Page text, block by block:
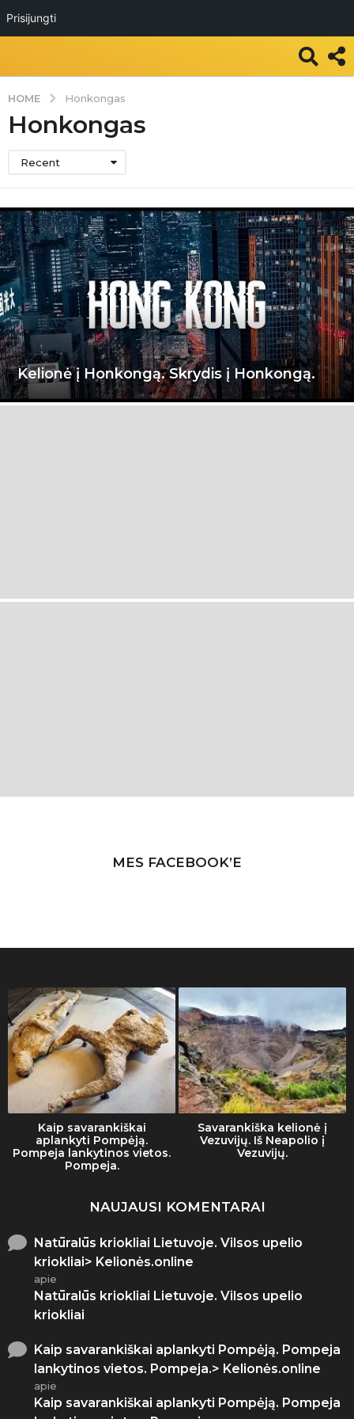
Prisijungti
HOME Honkongas
Honkongas
Recent
Kelionė į Honkongą. Skrydis į Honkongą.
MES FACEBOOK’E
Kaip savarankiškai
aplankyti Pompėją.
Pompeja lankytinos vietos.
Pompeja.
Savarankiška kelionė į
Vezuvijų. Iš Neapolio į
Vezuvijų.
NAUJAUSI KOMENTARAI
Natūralūs kriokliai Lietuvoje. Vilsos upelio
kriokliai> Kelionės.online
apie
Natūralūs kriokliai Lietuvoje. Vilsos upelio
kriokliai
Kaip savarankiškai aplankyti Pompėją. Pompeja
lankytinos vietos. Pompeja.> Kelionės.online
apie
Kaip savarankiškai aplankyti Pompėją. Pompeja